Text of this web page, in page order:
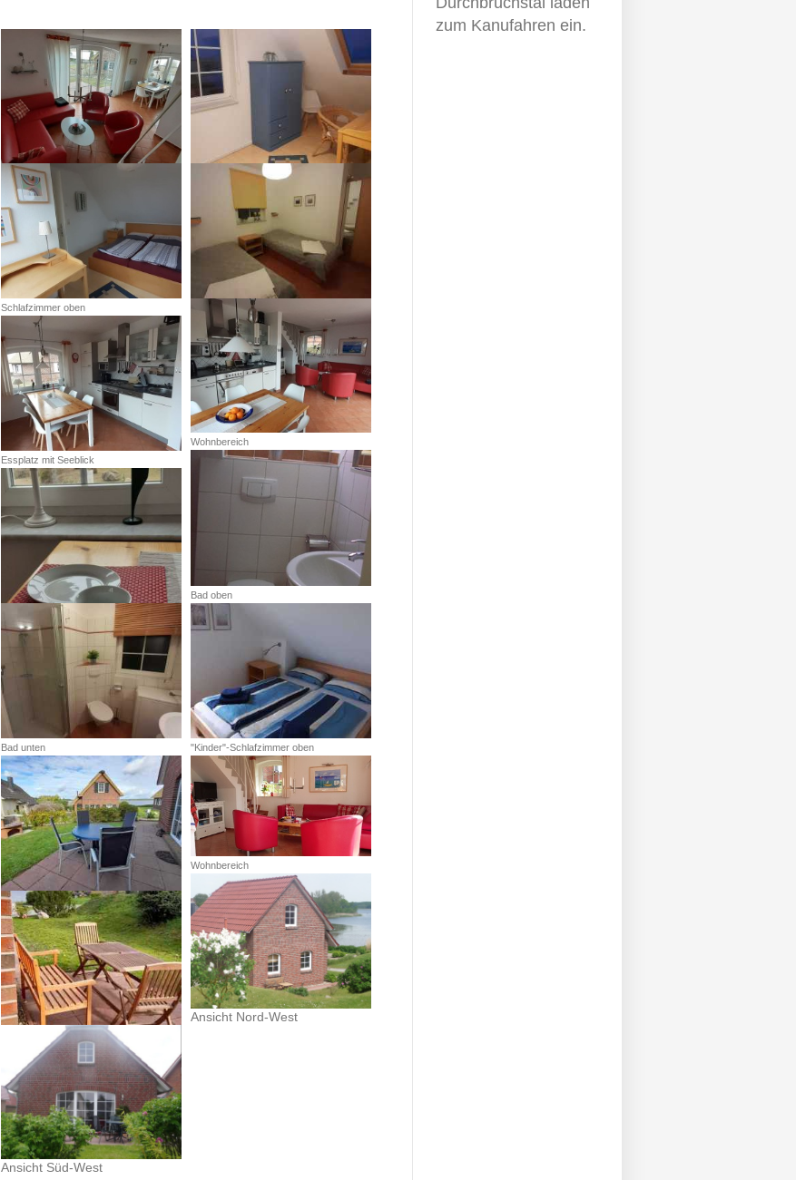
Schlafzimmer oben
Essplatz mit Seeblick
Bad unten
Ansicht Süd-West
Wohnbereich
Bad oben
"Kinder"-Schlafzimmer oben
Wohnbereich
Ansicht Nord-West
zum Kanufahren ein.